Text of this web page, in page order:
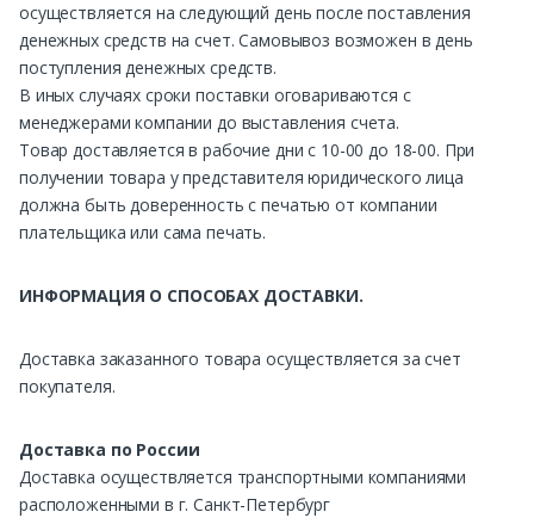
осуществляется на следующий день после поставления
денежных средств на счет. Самовывоз возможен в день
поступления денежных средств.
В иных случаях сроки поставки оговариваются с
менеджерами компании до выставления счета.
Товар доставляется в рабочие дни с 10-00 до 18-00. При
получении товара у представителя юридического лица
должна быть доверенность с печатью от компании
плательщика или сама печать.
ИНФОРМАЦИЯ О СПОСОБАХ ДОСТАВКИ.
Доставка заказанного товара осуществляется за счет
покупателя.
Доставка по России
Доставка осуществляется транспортными компаниями
расположенными в г. Санкт-Петербург